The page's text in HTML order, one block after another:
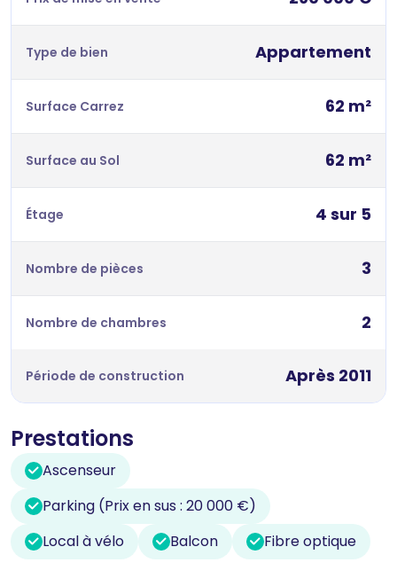
Type de bien Appartement
Surface Carrez 62 m²
Surface au Sol 62 m²
Étage 4 sur 5
Nombre de pièces 3
Nombre de chambres 2
Période de construction Après 2011
Prestations
Ascenseur
Parking (Prix en sus : 20 000 €)
Local à vélo
Balcon Fibre optique